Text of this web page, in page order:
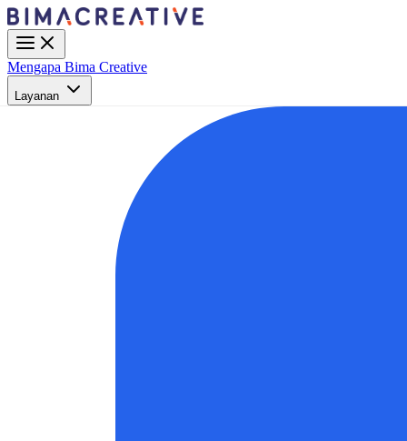
Mengapa Bima Creative
Layanan